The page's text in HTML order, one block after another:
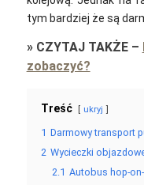
tym bardziej że są
» CZYTAJ TAKŻE–
zobaczyć?
Treść ukryj
1 Darmowy transport
2 Wycieczki
2.1 Autobus hop-